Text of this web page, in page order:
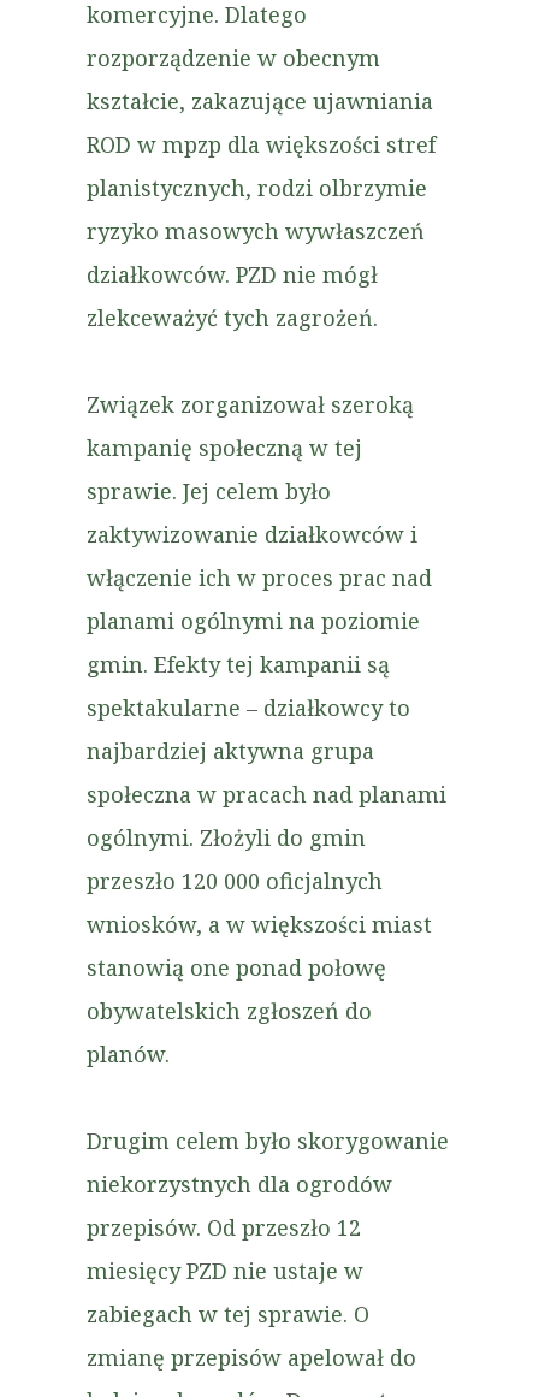
komercyjne. Dlatego
rozporządzenie w obecnym
kształcie, zakazujące ujawniania
ROD w mpzp dla większości stref
planistycznych, rodzi olbrzymie
ryzyko masowych wywłaszczeń
działkowców. PZD nie mógł
zlekceważyć tych zagrożeń.
Związek zorganizował szeroką
kampanię społeczną w tej
sprawie. Jej celem było
zaktywizowanie działkowców i
włączenie ich w proces prac nad
planami ogólnymi na poziomie
gmin. Efekty tej kampanii są
spektakularne – działkowcy to
najbardziej aktywna grupa
społeczna w pracach nad planami
ogólnymi. Złożyli do gmin
przeszło 120 000 oficjalnych
wniosków, a w większości miast
stanowią one ponad połowę
obywatelskich zgłoszeń do
planów.
Drugim celem było skorygowanie
niekorzystnych dla ogrodów
przepisów. Od przeszło 12
miesięcy PZD nie ustaje w
zabiegach w tej sprawie. O
zmianę przepisów apelował do